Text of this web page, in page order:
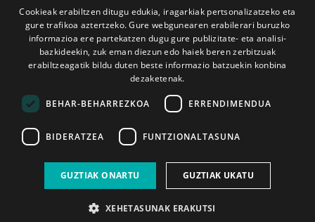
2026ko eka. 1a 2026ko mar. 1a
Cookieak erabiltzen ditugu edukia, iragarkiak pertsonalizatzeko eta
gure trafikoa aztertzeko. Gure webgunearen erabilerari buruzko
informazioa ere partekatzen dugu gure publizitate- eta analisi-
bazkideekin, zuk eman diezun edo haiek beren zerbitzuak
erabiltzeagatik bildu duten beste informazio batzuekin konbina
dezaketenak.
BEHAR-BEHARREZKOA ERRENDIMENDUA
BIDERATZEA FUNTZIONALTASUNA
GUZTIAK ONARTU GUZTIAK UKATU
XEHETASUNAK ERAKUTSI